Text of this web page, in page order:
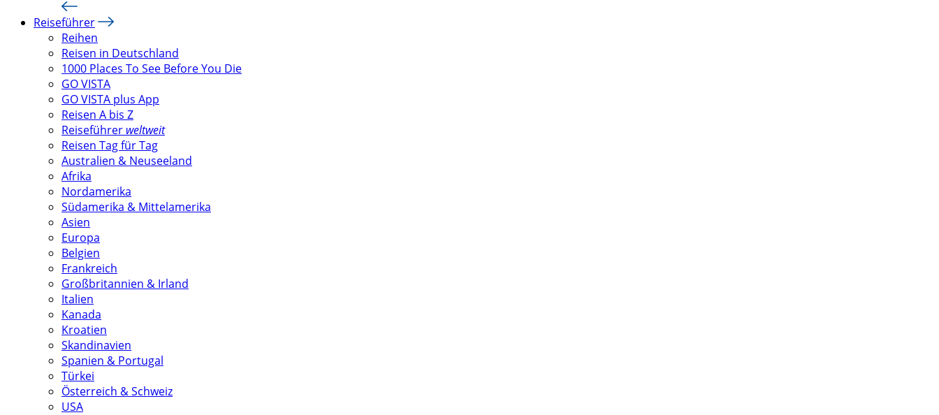
Reiseführer
Reihen
Reisen in Deutschland
1000 Places To See Before You Die
GO VISTA
GO VISTA plus App
Reisen A bis Z
Reiseführer weltweit
Reisen Tag für Tag
Australien & Neuseeland
Afrika
Nordamerika
Südamerika & Mittelamerika
Asien
Europa
Belgien
Frankreich
Großbritannien & Irland
Italien
Kanada
Kroatien
Skandinavien
Spanien & Portugal
Türkei
Österreich & Schweiz
USA